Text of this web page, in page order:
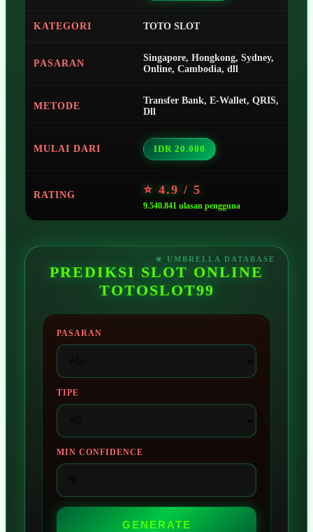
KATEGORI TOTO SLOT
PASARAN
Singapore, Hongkong, Sydney,
Online, Cambodia, dll
METODE
Transfer Bank, E-Wallet, QRIS,
Dll
MULAI DARI IDR 20.000
RATING ⭐ 4.9 / 5
9.540.841 ulasan pengguna
PREDIKSI SLOT ONLINE
TOTOSLOT99
PASARAN
TIPE
MIN CONFIDENCE
GENERATE